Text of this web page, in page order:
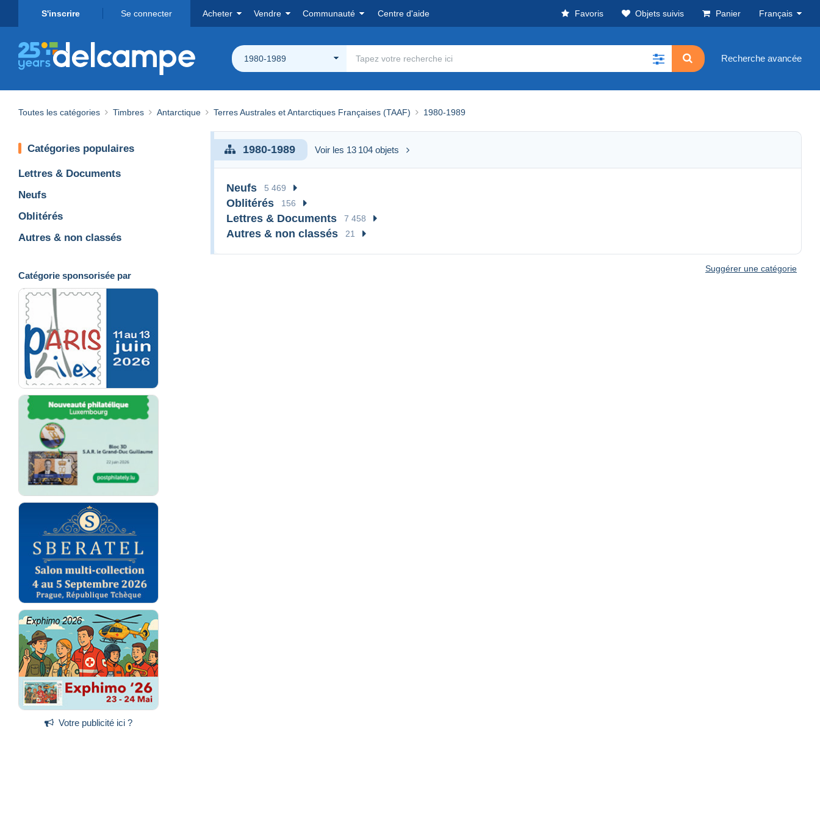
S'inscrire Se connecter Acheter Vendre Communauté Centre d'aide Favoris Objets suivis Panier Français
1980-1989 Recherche avancée
Toutes les catégories Timbres Antarctique Terres Australes et Antarctiques Françaises (TAAF) 1980-1989
Catégories populaires
Lettres & Documents
Neufs
Oblitérés
Autres & non classés
Catégorie sponsorisée par
Votre publicité ici ?
1980-1989 Voir les 13 104 objets
Neufs 5 469
Oblitérés 156
Lettres & Documents 7 458
Autres & non classés 21
Suggérer une catégorie